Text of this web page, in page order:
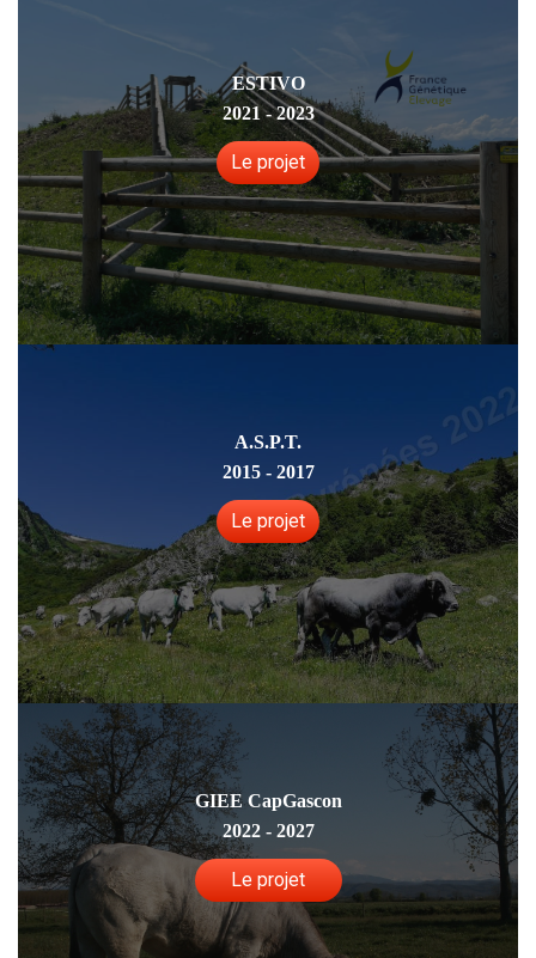
ESTIVO
2021 - 2023
Le projet
A.S.P.T.
2015 - 2017
Le projet
GIEE CapGascon
2022 - 2027
Le projet